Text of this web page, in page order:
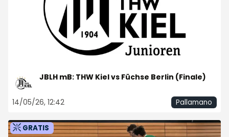
JBLH mB: THW Kiel vs Füchse Berlin (Finale)
14/05/26, 12:42 Pallamano
GRATIS